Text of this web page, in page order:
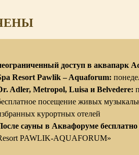
доступ в аквапарк
Resort Pawlik – Aquaforum:
Adler, Metropol, Luisa и Belvedere:
посещение живых
курортных отелей
сауны в Аквафоруме бесплатно
PAWLIK-AQUAFORUM»